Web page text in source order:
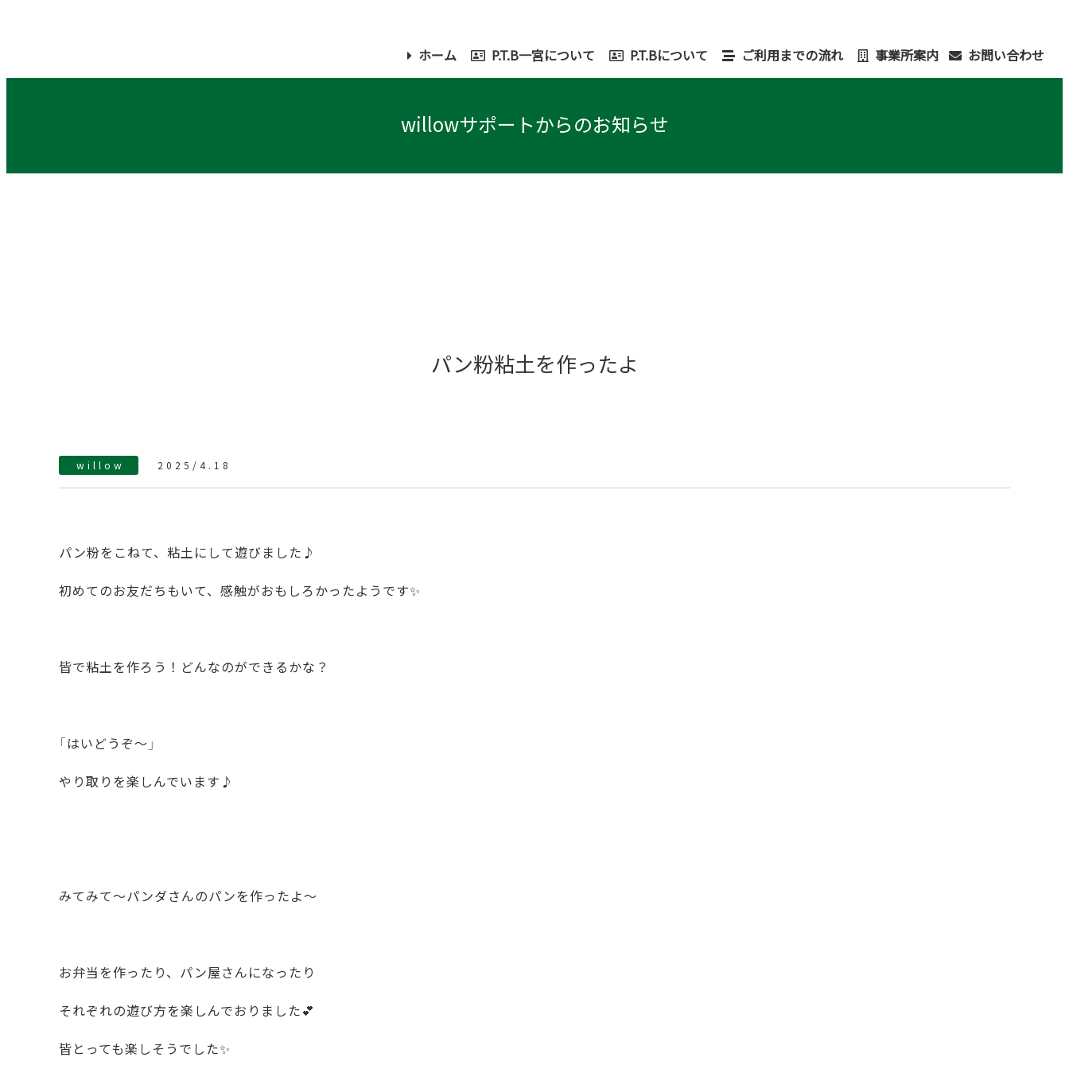
ホーム P.T.B一宮について P.T.Bについて ご利用までの流れ 事業所案内 お問い合わせ
willowサポートからのお知らせ
パン粉粘土を作ったよ
willow 2025/4.18
パン粉をこねて、粘土にして遊びました♪
初めてのお友だちもいて、感触がおもしろかったようです✨
皆で粘土を作ろう！どんなのができるかな？
「はいどうぞ〜」
やり取りを楽しんでいます♪
みてみて〜パンダさんのパンを作ったよ〜
お弁当を作ったり、パン屋さんになったり
それぞれの遊び方を楽しんでおりました💕
皆とっても楽しそうでした✨